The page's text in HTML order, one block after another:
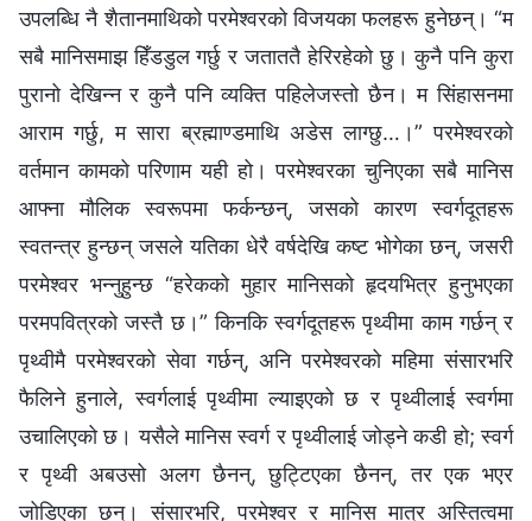
उपलब्धि नै शैतानमाथिको परमेश्‍वरको विजयका फलहरू हुनेछन्। “म
सबै मानिसमाझ हिँडडुल गर्छु र जताततै हेरिरहेको छु। कुनै पनि कुरा
पुरानो देखिन्न र कुनै पनि व्यक्ति पहिलेजस्तो छैन। म सिंहासनमा
आराम गर्छु, म सारा ब्रह्माण्डमाथि अडेस लाग्छु…।” परमेश्‍वरको
वर्तमान कामको परिणाम यही हो। परमेश्‍वरका चुनिएका सबै मानिस
आफ्ना मौलिक स्वरूपमा फर्कन्छन्, जसको कारण स्वर्गदूतहरू
स्वतन्त्र हुन्छन् जसले यतिका धेरै वर्षदेखि कष्ट भोगेका छन्, जसरी
परमेश्‍वर भन्‍नुहुन्छ “हरेकको मुहार मानिसको हृदयभित्र हुनुभएका
परमपवित्रको जस्तै छ।” किनकि स्वर्गदूतहरू पृथ्वीमा काम गर्छन् र
पृथ्वीमै परमेश्‍वरको सेवा गर्छन्, अनि परमेश्‍वरको महिमा संसारभरि
फैलिने हुनाले, स्वर्गलाई पृथ्वीमा ल्याइएको छ र पृथ्वीलाई स्वर्गमा
उचालिएको छ। यसैले मानिस स्वर्ग र पृथ्वीलाई जोड्ने कडी हो; स्वर्ग
र पृथ्वी अबउसो अलग छैनन्, छुट्टिएका छैनन्, तर एक भएर
जोडिएका छन्। संसारभरि, परमेश्‍वर र मानिस मात्र अस्तित्वमा